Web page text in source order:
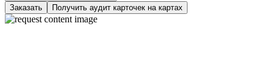
Заказать Получить аудит карточек на картах